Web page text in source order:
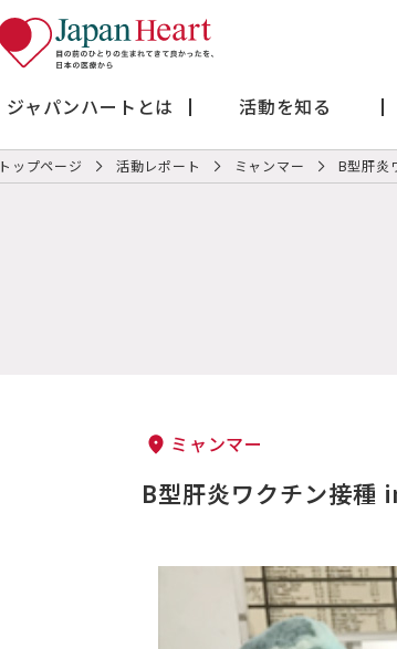
ジャパンハートとは 活動を知る
トップページ 活動レポート ミャンマー B型肝炎
ミャンマー
B型肝炎ワクチン接種